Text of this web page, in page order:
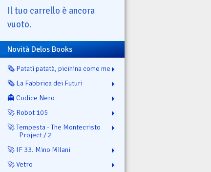
Il tuo carrello è ancora
vuoto.
Novità Delos Books
🗞️ Patatì patatà, picinina come me
🗞️ La Fabbrica dei Futuri
👻 Codice Nero
🚀 Robot 105
🚀 Tempesta - The Montecristo
Project / 2
🚀 IF 33. Mino Milani
🚀 Vetro